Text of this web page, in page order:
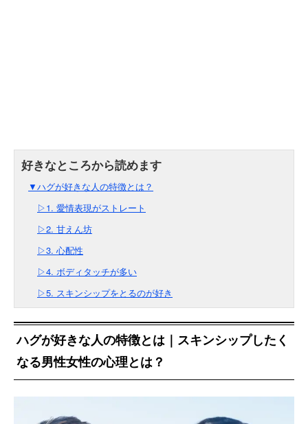
▼ハグが好きな人の特徴とは？
▷1. 愛情表現がストレート
▷2. 甘えん坊
▷3. 心配性
▷4. ボディタッチが多い
▷5. スキンシップをとるのが好き
ハグが好きな人の特徴とは｜スキンシップしたく
なる男性女性の心理とは？